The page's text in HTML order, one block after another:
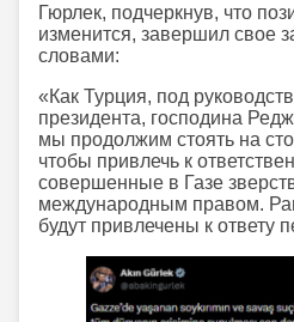
Гюрлек, подчеркнув, что
изменится, завершил свое
словами:
«Как Турция, под
президента, господина
мы продолжим стоять на
чтобы привлечь к
совершенные в Газе
международным правом.
будут привлечены к ответу